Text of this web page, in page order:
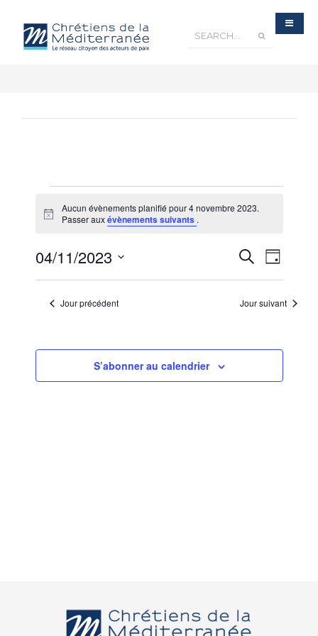
Notice
Aucun évènements planifié pour 4 novembre 2023.
Passer auxévènements suivants .
Recherche
et
navigation
Recherche
de
vues
Jour
04/11/2023
date. Jour précédent Jour suivant
S’abonner au calendrier